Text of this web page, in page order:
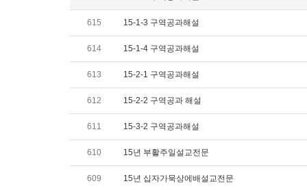
615 15-1-3 구역공과해설
614 15-1-4 구역공과해설
613 15-2-1 구역공과해설
612 15-2-2 구역공과 해설
611 15-3-2 구역공과해설
610 15년 부활주일설교전문
609 15년 십자가묵상에배설교전문